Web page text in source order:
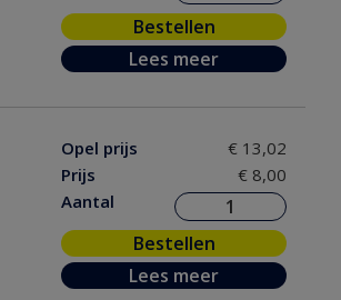
Bestellen
Lees meer
Opel prijs
€ 13,02
Prijs
€ 8,00
Aantal
Bestellen
Lees meer